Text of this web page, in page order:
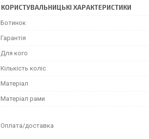
КОРИСТУВАЛЬНИЦЬКІ ХАРАКТЕРИСТИКИ
Ботинок
Гарантія
Для кого
Кількість коліс
Матеріал
Матеріал рами
Оплата/доставка